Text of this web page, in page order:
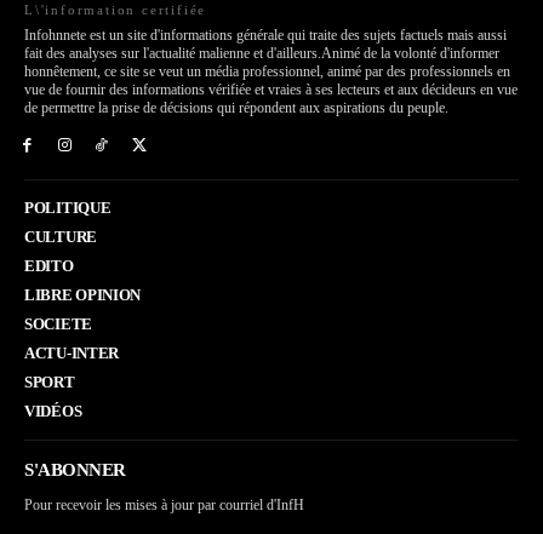
L\'information certifiée
Infohnnete est un site d'informations générale qui traite des sujets factuels mais aussi
fait des analyses sur l'actualité malienne et d'ailleurs.Animé de la volonté d'informer
honnêtement, ce site se veut un média professionnel, animé par des professionnels en
vue de fournir des informations vérifiée et vraies à ses lecteurs et aux décideurs en vue
de permettre la prise de décisions qui répondent aux aspirations du peuple.
POLITIQUE
CULTURE
EDITO
LIBRE OPINION
SOCIETE
ACTU-INTER
SPORT
VIDÉOS
S'ABONNER
Pour recevoir les mises à jour par courriel d'InfH